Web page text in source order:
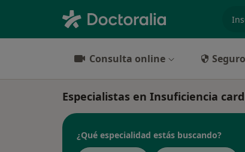
Consulta online Seguro
Especialistas en Insuficiencia
¿Qué especialidad estás buscando?